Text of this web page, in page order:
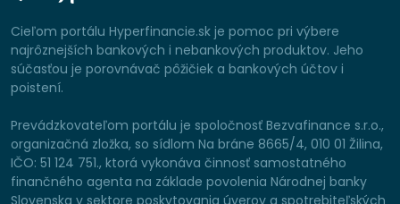
Cieľom portálu Hyperfinancie.sk je pomoc pri výbere
najrôznejších bankových i nebankových produktov. Jeho
súčasťou je porovnávač pôžičiek a bankových účtov i
poistení.
Prevádzkovateľom portálu je spoločnosť Bezvafinance s.r.o.,
organizačná zložka, so sídlom Na bráne 8665/4, 010 01 Žilina,
IČO: 51 124 751., ktorá vykonáva činnosť samostatného
finančného agenta na základe povolenia Národnej banky
Slovenska v sektore poskytovania úverov a spotrebiteľských